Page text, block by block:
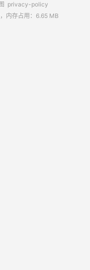
privacy-policy
内存占用：6.65 MB